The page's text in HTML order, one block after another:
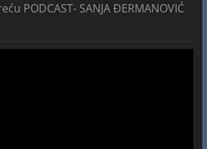
PODCAST- SANJA ĐERMANOVIĆ